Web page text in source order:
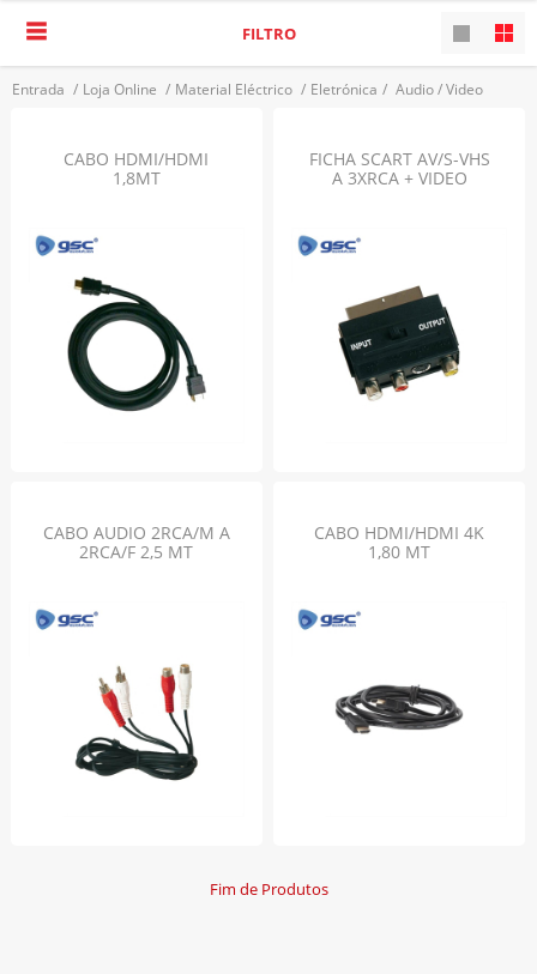
Entrada / Loja Online / Material Eléctrico / Eletrónica / Audio / Video
FILTRO
CABO HDMI/HDMI
1,8MT
FICHA SCART AV/S-VHS
A 3XRCA + VIDEO
CABO AUDIO 2RCA/M A
2RCA/F 2,5 MT
CABO HDMI/HDMI 4K
1,80 MT
Fim de Produtos